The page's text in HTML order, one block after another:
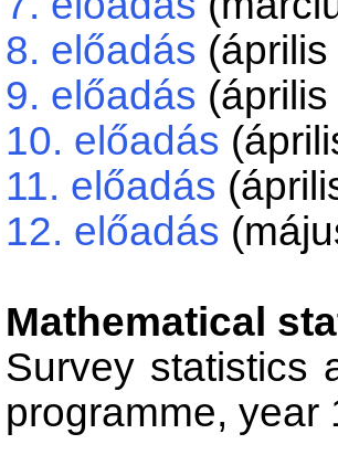
8. előadás (április
9. előadás
10. előadás
11. előadás
12. előadás
Mathematical
Survey statistics
programme, year